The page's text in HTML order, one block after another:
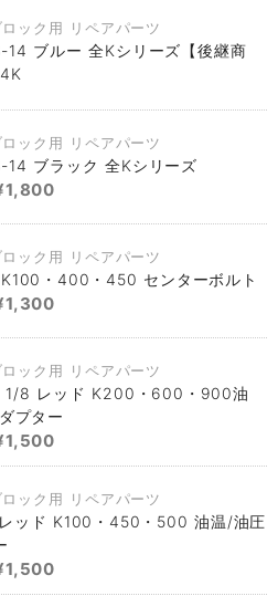
ック用 リペアパーツ
ブルー 全Kシリーズ【後継商
ック用 リペアパーツ
ブラック 全Kシリーズ
ック用 リペアパーツ
・400・450 センターボルト
ック用 リペアパーツ
8 レッド K200・600・900油
プター
ック用 リペアパーツ
ッド K100・450・500 油温/油圧